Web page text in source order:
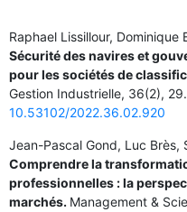
Raphael Lissillour, Dominique
Sécurité des navires et
pour les sociétés de
Gestion Industrielle, 36(2), 29.
10.53102/2022.36.02.920
Jean-Pascal Gond, Luc Brès,
Comprendre la
professionnelles : la
marchés. Management &